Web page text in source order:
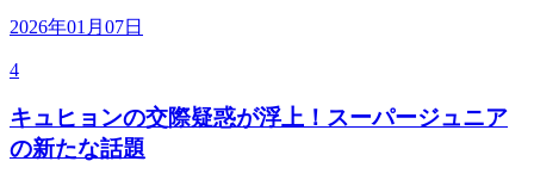
2026年01月07日
4
キュヒョンの交際疑惑が浮上！スーパージュニア
の新たな話題